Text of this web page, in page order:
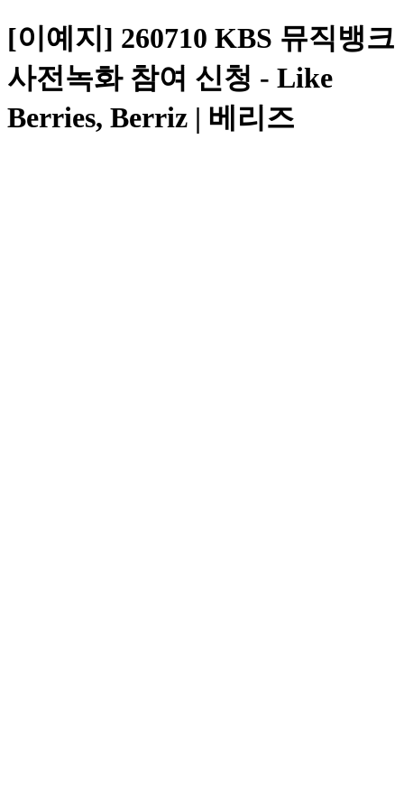
[이예지] 260710 KBS 뮤직뱅크
사전녹화 참여 신청 - Like
Berries, Berriz | 베리즈